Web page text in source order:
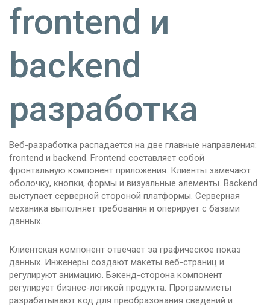
frontend и
backend
разработка
Веб-разработка распадается на две главные направления:
frontend и backend. Frontend составляет собой
фронтальную компонент приложения. Клиенты замечают
оболочку, кнопки, формы и визуальные элементы. Backend
выступает серверной стороной платформы. Серверная
механика выполняет требования и оперирует с базами
данных.
Клиентская компонент отвечает за графическое показ
данных. Инженеры создают макеты веб-страниц и
регулируют анимацию. Бэкенд-сторона компонент
регулирует бизнес-логикой продукта. Программисты
разрабатывают код для преобразования сведений и